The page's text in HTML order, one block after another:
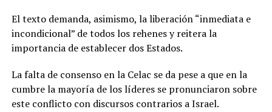
El texto demanda, asimismo, la liberación “inmediata e
incondicional” de todos los rehenes y reitera la
importancia de establecer dos Estados.
La falta de consenso en la Celac se da pese a que en la
cumbre la mayoría de los líderes se pronunciaron sobre
este conflicto con discursos contrarios a Israel.